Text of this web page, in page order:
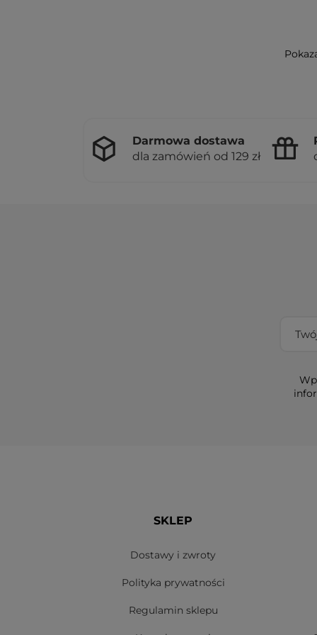
Darmowa dostawa
dla zamówień od 129 zł
SKLEP
Dostawy i zwroty
Polityka prywatności
Regulamin sklepu